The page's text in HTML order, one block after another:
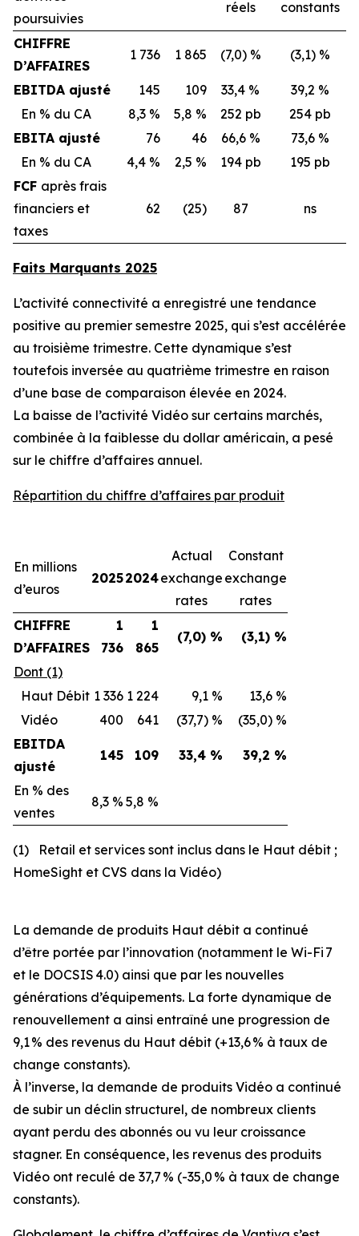
poursuivies
réels
constants
CHIFFRE
D’AFFAIRES
1 736 1 865 (7,0) % (3,1) %
EBITDA ajusté 145 109 33,4 %
39,2 %
En % du CA
8,3 % 5,8 % 252 pb
254 pb
EBITA ajusté
76 46 66,6 %
73,6 %
En % du CA
4,4 % 2,5 % 194 pb
195 pb
FCF après frais
financiers et
taxes
62 (25) 87 ns
Faits Marquants 2025
L’activité connectivité a enregistré une tendance
positive au premier semestre 2025, qui s’est accélérée
au troisième trimestre. Cette dynamique s’est
toutefois inversée au quatrième trimestre en raison
d’une base de comparaison élevée en 2024.
La baisse de l’activité Vidéo sur certains marchés,
combinée à la faiblesse du dollar américain, a pesé
sur le chiffre d’affaires annuel.
Répartition du chiffre d’affaires par produit
En millions
d’euros
20252024
Actual
exchange
rates
Constant
exchange
rates
CHIFFRE
D’AFFAIRES
1
736
1
865
(7,0) % (3,1) %
Dont (1)
Haut Débit 1 336 1 224 9,1 %
13,6 %
Vidéo
400 641 (37,7) %
(35,0) %
EBITDA
ajusté
145 109 33,4 % 39,2 %
En % des
ventes
8,3 % 5,8 %
(1) Retail et services sont inclus dans le Haut débit ;
HomeSight et CVS dans la Vidéo)
La demande de produits Haut débit a continué
d’être portée par l’innovation (notamment le Wi-Fi 7
et le DOCSIS 4.0) ainsi que par les nouvelles
générations d’équipements. La forte dynamique de
renouvellement a ainsi entraîné une progression de
9,1 % des revenus du Haut débit (+13,6 % à taux de
change constants).
À l’inverse, la demande de produits Vidéo a continué
de subir un déclin structurel, de nombreux clients
ayant perdu des abonnés ou vu leur croissance
stagner. En conséquence, les revenus des produits
Vidéo ont reculé de 37,7 % (-35,0 % à taux de change
constants).